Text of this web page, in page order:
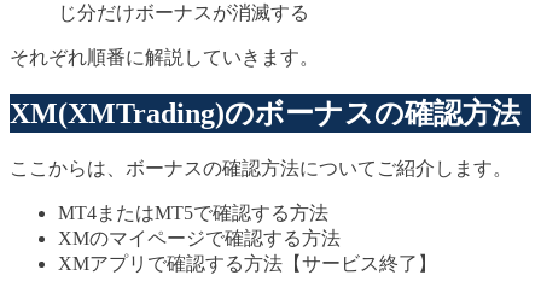
じ分だけボーナスが消滅する
それぞれ順番に解説していきます。
XM(XMTrading)のボーナスの確認方法
ここからは、ボーナスの確認方法についてご紹介します。
MT4またはMT5で確認する方法
XMのマイページで確認する方法
XMアプリで確認する方法【サービス終了】